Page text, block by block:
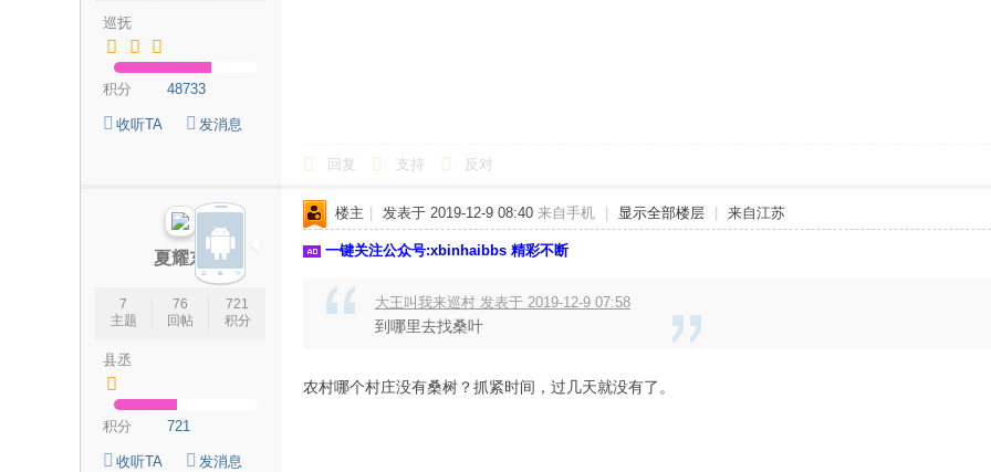
巡抚
积分 48733
收听TA 发消息
回复 支持 反对
夏耀东
7
主题
76
回帖
721
积分
县丞
积分 721
收听TA 发消息
楼主 发表于 2019-12-9 08:40 来自手机 显示全部楼层 来自江苏
一键关注公众号:xbinhaibbs 精彩不断
大王叫我来巡村 发表于 2019-12-9 07:58
到哪里去找桑叶
农村哪个村庄没有桑树？抓紧时间，过几天就没有了。